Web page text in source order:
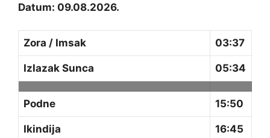
Datum: 09.08.2026.
Zora / Imsak 03:37
Izlazak Sunca 05:34
Podne 15:50
Ikindija 16:45